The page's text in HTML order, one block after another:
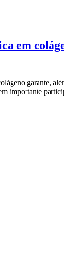
em
garante,
importante